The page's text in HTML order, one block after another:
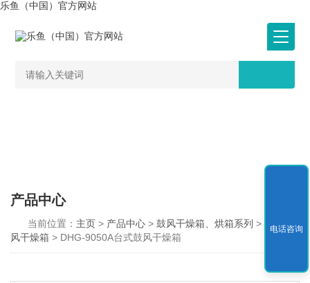
乐鱼（中国）官方网站
产品中心
当前位置： 主页> 产品中心 >鼓风干燥箱、烘箱系列 >
台式鼓
风干燥箱 > DHG-9050A台式鼓风干燥箱
电话咨询